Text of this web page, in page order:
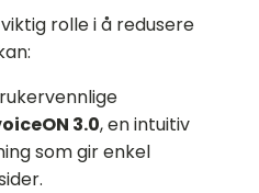
rolle i å redusere
3.0, en intuitiv
som gir enkel